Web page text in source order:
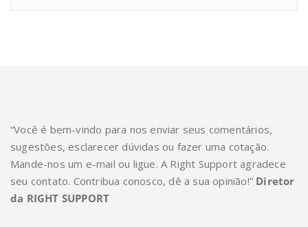
“Você é bem-vindo para nos enviar seus comentários,
sugestões, esclarecer dúvidas ou fazer uma cotação.
Mande-nos um e-mail ou ligue. A Right Support agradece
seu contato. Contribua conosco, dê a sua opinião!” Diretor
da RIGHT SUPPORT